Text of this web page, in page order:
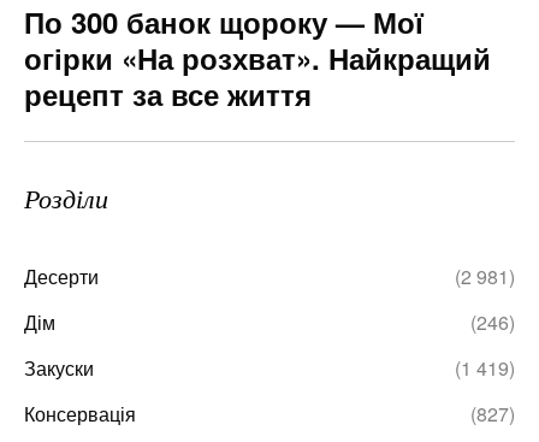
По 300 банок щороку — Мої
огірки «На розхват». Найкращий
рецепт за все життя
Розділи
Десерти
(2 981)
Дім
(246)
Закуски
(1 419)
Консервація
(827)